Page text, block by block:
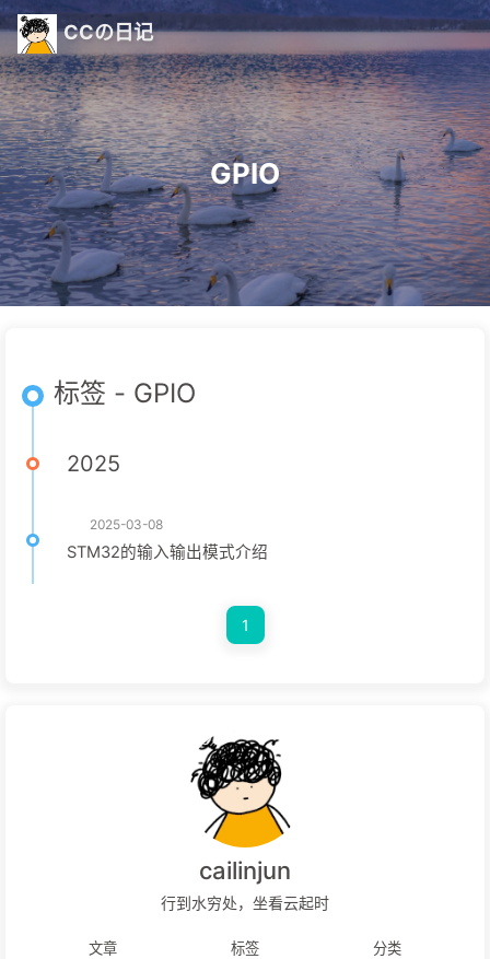
CCの日记
GPIO
标签 - GPIO
2025
2025-03-08
STM32的输入输出模式介绍
1
cailinjun
行到水穷处，坐看云起时
文章 标签 分类